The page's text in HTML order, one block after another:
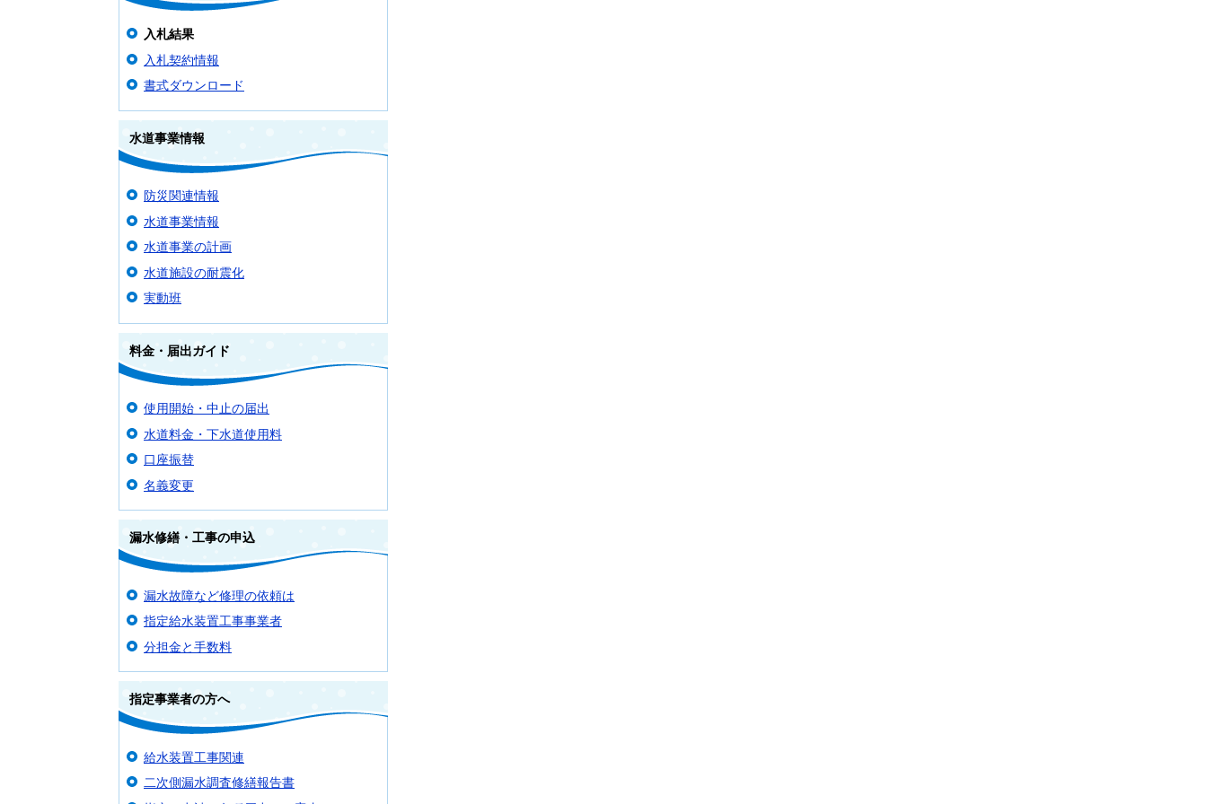
入札結果
入札契約情報
書式ダウンロード
水道事業情報
防災関連情報
水道事業情報
水道事業の計画
水道施設の耐震化
実動班
料金・届出ガイド
使用開始・中止の届出
水道料金・下水道使用料
口座振替
名義変更
漏水修繕・工事の申込
漏水故障など修理の依頼は
指定給水装置工事事業者
分担金と手数料
指定事業者の方へ
給水装置工事関連
二次側漏水調査修繕報告書